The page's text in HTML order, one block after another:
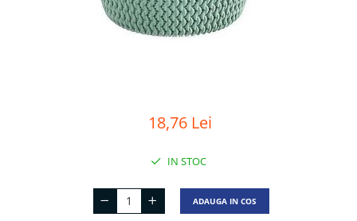
18,76 Lei
IN STOC
ADAUGA IN COS